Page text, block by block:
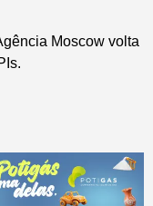
Moscow volta